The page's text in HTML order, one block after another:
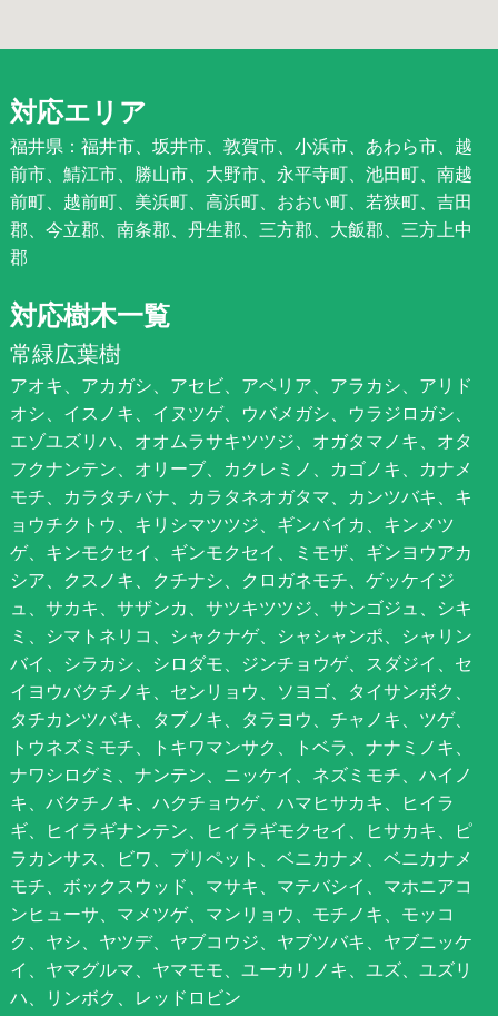
対応エリア
福井県：福井市、坂井市、敦賀市、小浜市、あわら市、越
前市、鯖江市、勝山市、大野市、永平寺町、池田町、南越
前町、越前町、美浜町、高浜町、おおい町、若狭町、吉田
郡、今立郡、南条郡、丹生郡、三方郡、大飯郡、三方上中
郡
対応樹木一覧
常緑広葉樹
アオキ、アカガシ、アセビ、アベリア、アラカシ、アリド
オシ、イスノキ、イヌツゲ、ウバメガシ、ウラジロガシ、
エゾユズリハ、オオムラサキツツジ、オガタマノキ、オタ
フクナンテン、オリーブ、カクレミノ、カゴノキ、カナメ
モチ、カラタチバナ、カラタネオガタマ、カンツバキ、キ
ョウチクトウ、キリシマツツジ、ギンバイカ、キンメツ
ゲ、キンモクセイ、ギンモクセイ、ミモザ、ギンヨウアカ
シア、クスノキ、クチナシ、クロガネモチ、ゲッケイジ
ュ、サカキ、サザンカ、サツキツツジ、サンゴジュ、シキ
ミ、シマトネリコ、シャクナゲ、シャシャンポ、シャリン
バイ、シラカシ、シロダモ、ジンチョウゲ、スダジイ、セ
イヨウバクチノキ、センリョウ、ソヨゴ、タイサンボク、
タチカンツバキ、タブノキ、タラヨウ、チャノキ、ツゲ、
トウネズミモチ、トキワマンサク、トベラ、ナナミノキ、
ナワシログミ、ナンテン、ニッケイ、ネズミモチ、ハイノ
キ、バクチノキ、ハクチョウゲ、ハマヒサカキ、ヒイラ
ギ、ヒイラギナンテン、ヒイラギモクセイ、ヒサカキ、ピ
ラカンサス、ビワ、プリペット、ベニカナメ、ベニカナメ
モチ、ボックスウッド、マサキ、マテバシイ、マホニアコ
ンヒューサ、マメツゲ、マンリョウ、モチノキ、モッコ
ク、ヤシ、ヤツデ、ヤブコウジ、ヤブツバキ、ヤブニッケ
イ、ヤマグルマ、ヤマモモ、ユーカリノキ、ユズ、ユズリ
ハ、リンボク、レッドロビン